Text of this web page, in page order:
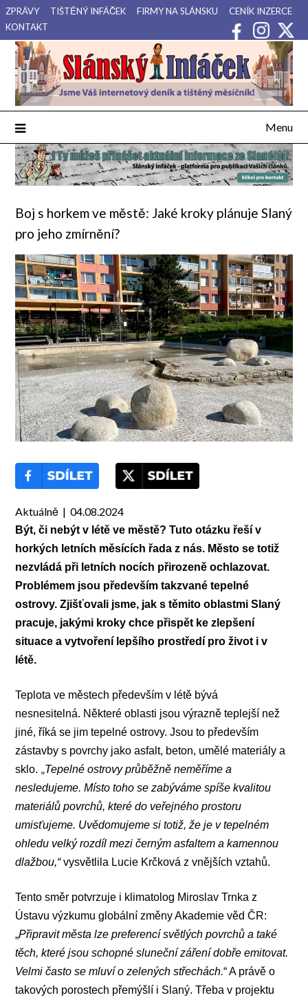
Přejdi
na
obsah
ZPRÁVY TIŠTĚNÝ INFÁČEK FIRMY NA SLÁNSKU
CENÍK INZERCE
KONTAKT
Slánský Infáček
Váš internetový deník a tištěný měsíčník pro Slánsko, Kladensko
a Lounsko.
Menu
Boj s horkem ve městě: Jaké kroky plánuje Slaný
pro jeho zmírnění?
Aktuálně | 04.08.2024
Být, či nebýt v létě ve městě? Tuto otázku řeší v
horkých letních měsících řada z nás. Město se totiž
nezvládá při letních nocích přirozeně ochlazovat.
Problémem jsou především takzvané tepelné
ostrovy. Zjišťovali jsme, jak s těmito oblastmi Slaný
pracuje, jakými kroky chce přispět ke zlepšení
situace a vytvoření lepšího prostředí pro život i v
létě.
Teplota ve městech především v létě bývá
nesnesitelná. Některé oblasti jsou výrazně teplejší než
jiné, říká se jim tepelné ostrovy. Jsou to především
zástavby s povrchy jako asfalt, beton, umělé materiály a
sklo. „Tepelné ostrovy průběžně neměříme a
nesledujeme. Místo toho se zabýváme spíše kvalitou
materiálů povrchů, které do veřejného prostoru
umisťujeme. Uvědomujeme si totiž, že je v tepelném
ohledu velký rozdíl mezi černým asfaltem a kamennou
dlažbou,“vysvětlila Lucie Krčková z vnějších vztahů.
Tento směr potvrzuje i klimatolog Miroslav Trnka z
Ústavu výzkumu globální změny Akademie věd ČR:
„Připravit města lze preferencí světlých povrchů a také
těch, které jsou schopné sluneční záření dobře emitovat.
Velmi často se mluví o zelených střechách.“ A právě o
takových porostech přemýšlí i Slaný. Třeba v projektu